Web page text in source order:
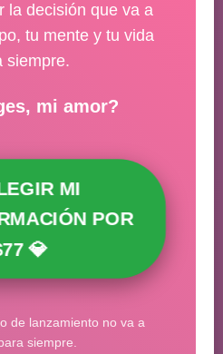
la decisión que va a
tu mente y tu vida
siempre.
mi amor?
MI
POR
💎
de lanzamiento no va a
siempre.